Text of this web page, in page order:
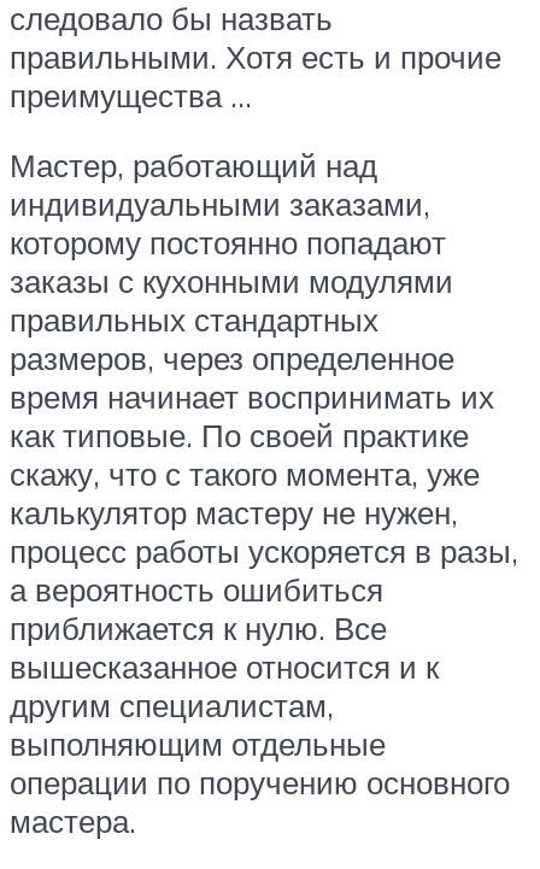
следовало бы назвать
правильными. Хотя есть и прочие
преимущества …
Мастер, работающий над
индивидуальными заказами,
которому постоянно попадают
заказы с кухонными модулями
правильных стандартных
размеров, через определенное
время начинает воспринимать их
как типовые. По своей практике
скажу, что с такого момента, уже
калькулятор мастеру не нужен,
процесс работы ускоряется в разы,
а вероятность ошибиться
приближается к нулю. Все
вышесказанное относится и к
другим специалистам,
выполняющим отдельные
операции по поручению основного
мастера.